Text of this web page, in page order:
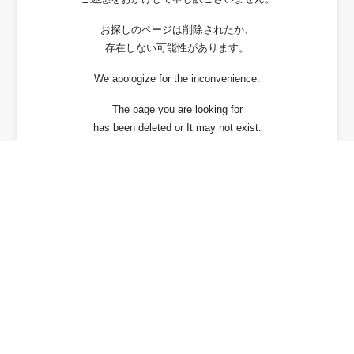
お探しのページは削除されたか、
存在しない可能性があります。
We apologize for the inconvenience.
The page you are looking for
has been deleted or It may not exist.